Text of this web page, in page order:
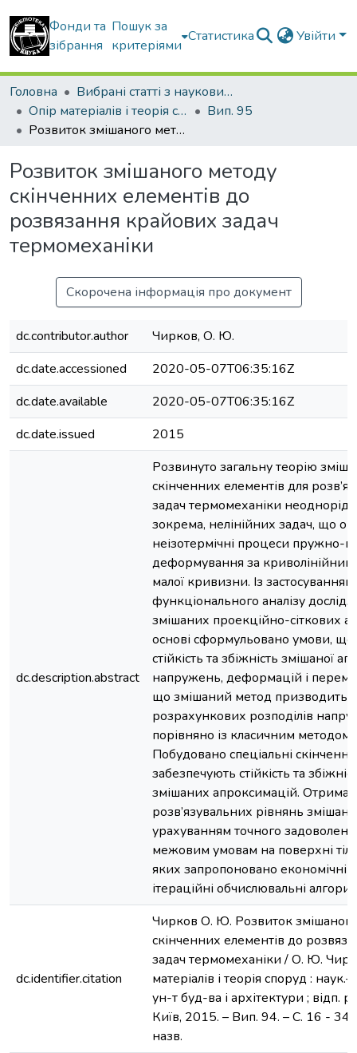
Фонди та
зібрання
Пошук за
критеріями
Статистика Увійти
Головна
Вибрані статті з наукових збірників КНУБА
Опір матеріалів і теорія споруд
Вип. 95
Розвиток змішаного методу скінченних елементів до розвязання крайових задач термомеханіки
Розвиток змішаного методу
скінченних елементів до
розвязання крайових задач
термомеханіки
Скорочена інформація про документ
dc.contributor.author
Чирков, О. Ю.
dc.date.accessioned
2020-05-07T06:35:16Z
dc.date.available
2020-05-07T06:35:16Z
dc.date.issued
2015
dc.description.abstract
Розвинуто загальну теорію
скінченних елементів для
задач термомеханіки
зокрема, нелінійних задач, що
неізотермічні процеси пружно-
деформування за
малої кривизни. Із
функціонального аналізу
змішаних проекційно-сіткових
основі сформульовано умови, що
стійкість та збіжність змішаної
напружень, деформацій і
що змішаний метод призводить
розрахункових розподілів
порівняно із класичним
Побудовано спеціальні
забезпечують стійкість та
змішаних апроксимацій.
розв’язувальних рівнянь
урахуванням точного
межовим умовам на поверхні
яких запропоновано економічні
ітераційні обчислювальні
dc.identifier.citation
Чирков О. Ю. Розвиток
скінченних елементів до
задач термомеханіки / О. Ю.
матеріалів і теорія споруд :
ун-т буд-ва і архітектури ; відп.
Київ, 2015. – Вип. 94. – С. 16 - 34.
назв.